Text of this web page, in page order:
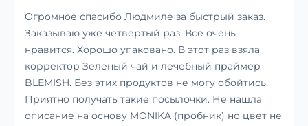
Огромное спасибо Людмиле за быстрый заказ.
Заказываю уже четвёртый раз. Всё очень
нравится. Хорошо упаковано. В этот раз взяла
корректор Зеленый чай и лечебный праймер
BLEMISH. Без этих продуктов не могу обойтись.
Приятно получать такие посылочки. Не нашла
описание на основу MONIKA (пробник) но цвет не